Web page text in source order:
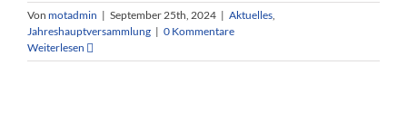
Von motadmin | September 25th, 2024 | Aktuelles,
Jahreshauptversammlung | 0 Kommentare
Weiterlesen